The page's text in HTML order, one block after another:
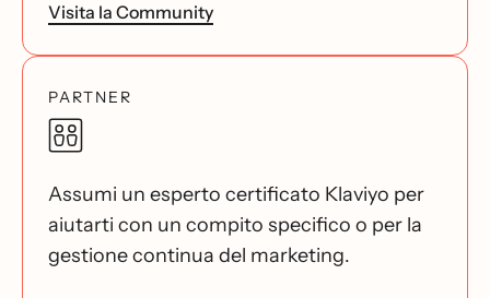
Visita la Community
PARTNER
Assumi un esperto certificato Klaviyo per
aiutarti con un compito specifico o per la
gestione continua del marketing.